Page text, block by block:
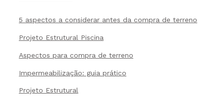
5 aspectos a considerar antes da compra de terreno
Projeto Estrutural Piscina
Aspectos para compra de terreno
Impermeabilização: guia prático
Projeto Estrutural